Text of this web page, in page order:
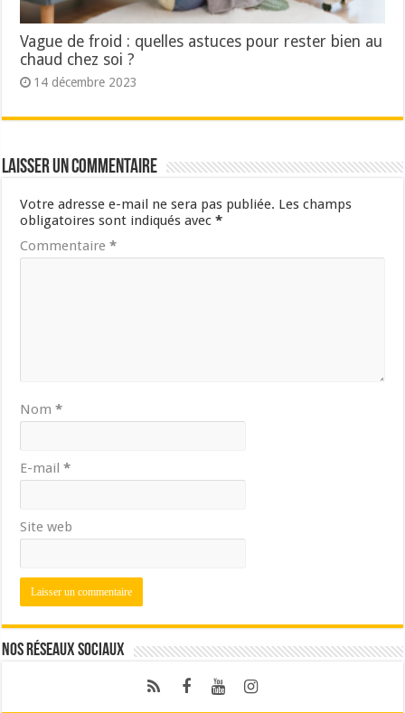
Vague de froid : quelles astuces pour rester bien au
chaud chez soi ?
14 décembre 2023
Laisser un commentaire
Votre adresse e-mail ne sera pas publiée. Les champs
obligatoires sont indiqués avec*
Commentaire*
Nom*
E-mail*
Site web
Nos réseaux sociaux